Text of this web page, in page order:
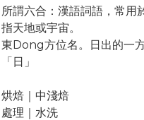
所謂六合：漢語詞語，常用
指天地或宇宙。
東Dong方位名。日出的一
「日」
烘焙｜中淺焙
處理｜水洗